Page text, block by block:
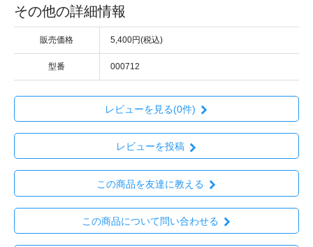
その他の詳細情報
販売価格 5,400円(税込)
型番 000712
レビューを見る(0件)
レビューを投稿
この商品を友達に教える
この商品について問い合わせる